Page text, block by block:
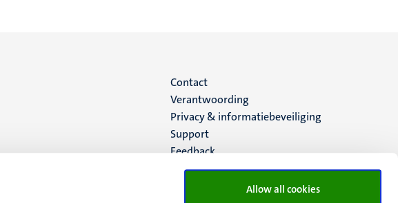
Allow all cookies
Menu
footer
(NL)
Contact
Verantwoording
Privacy & informatiebeveiliging
Support
Feedback